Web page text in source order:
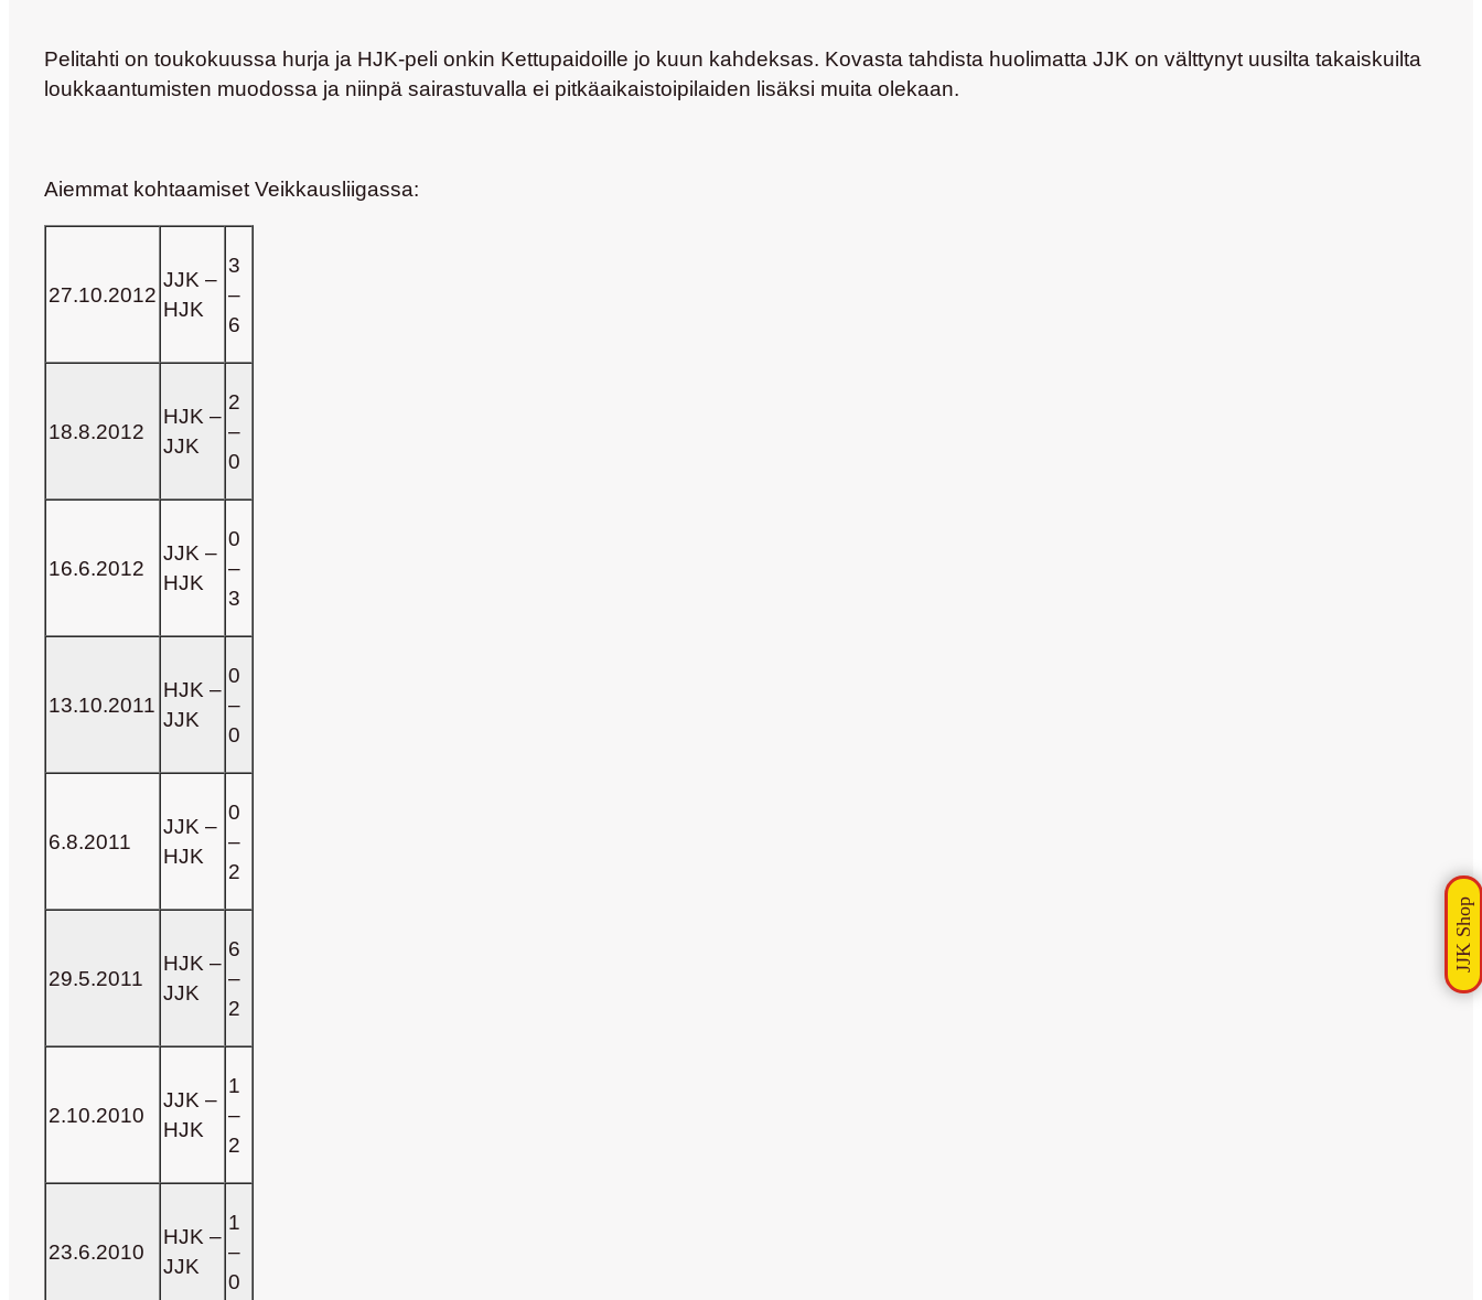
Pelitahti on toukokuussa hurja ja HJK-peli onkin Kettupaidoille jo kuun kahdeksas. Kovasta tahdista huolimatta JJK on välttynyt uusilta takaiskuilta
loukkaantumisten muodossa ja niinpä sairastuvalla ei pitkäaikaistoipilaiden lisäksi muita olekaan.
Aiemmat kohtaamiset Veikkausliigassa:
27.10.2012
JJK –
HJK
3
–
6
18.8.2012
HJK –
JJK
2
–
0
16.6.2012
JJK –
HJK
0
–
3
13.10.2011
HJK –
JJK
0
–
0
6.8.2011
JJK –
HJK
0
–
2
29.5.2011
HJK –
JJK
6
–
2
2.10.2010
JJK –
HJK
1
–
2
23.6.2010
HJK –
JJK
1
–
0